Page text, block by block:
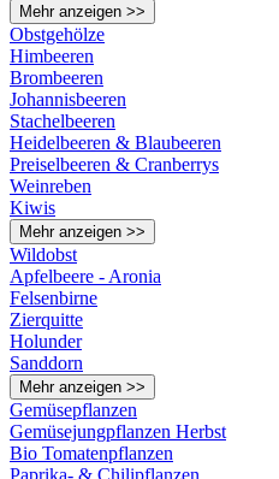
Mehr anzeigen >>
Obstgehölze
Himbeeren
Brombeeren
Johannisbeeren
Stachelbeeren
Heidelbeeren & Blaubeeren
Preiselbeeren & Cranberrys
Weinreben
Kiwis
Mehr anzeigen >>
Wildobst
Apfelbeere - Aronia
Felsenbirne
Zierquitte
Holunder
Sanddorn
Mehr anzeigen >>
Gemüsepflanzen
Gemüsejungpflanzen Herbst
Bio Tomatenpflanzen
Paprika- & Chilipflanzen